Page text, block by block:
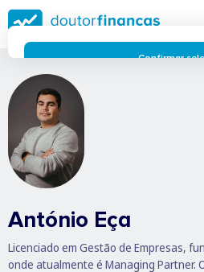
Saltar
para
conteúdo
principal
António Eça
Licenciado em Gestão de Empresas,
onde atualmente é Managing Partner.
possível enquanto utilizador do
personalizar conteúdos e
funcionalidades dos
Respeitamos a sua privacidade e
a transparência no uso de
recolhemos, processamos ou
pessoais através de cookies
Os cookies utilizados no nosso
essenciais e funcionais que
a experiência do utilizador.
sua atividade fora do nosso site.
O business.safety.google usa
os respetivos serviços, melhorar a
Confirmar